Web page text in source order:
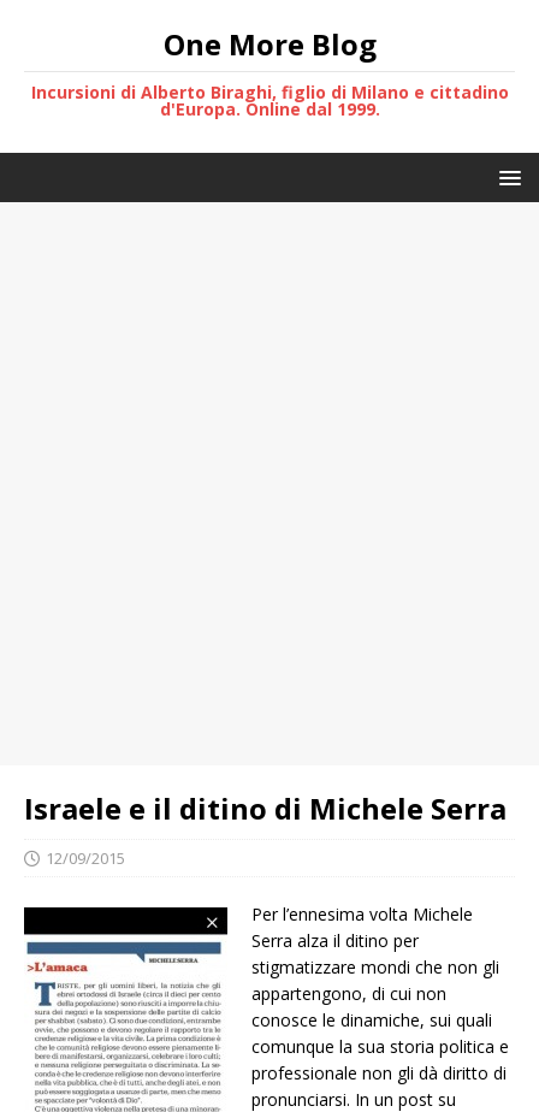
One More Blog
Incursioni di Alberto Biraghi, figlio di Milano e cittadino
d'Europa. Online dal 1999.
Israele e il ditino di Michele Serra
12/09/2015
Per l’ennesima volta Michele
Serra alza il ditino per
stigmatizzare mondi che non gli
appartengono, di cui non
conosce le dinamiche, sui quali
comunque la sua storia politica e
professionale non gli dà diritto di
pronunciarsi. In un post su